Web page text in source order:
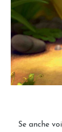
Se anche